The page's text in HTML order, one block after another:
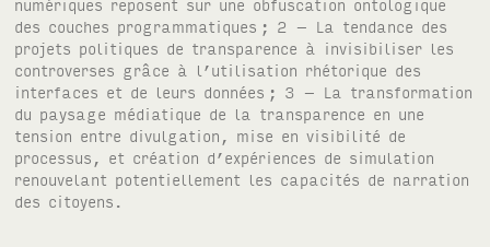
des couches programmatiques ; 2 – La tendance des
projets politiques de transparence à invisibiliser les
controverses grâce à l’utilisation rhétorique des
interfaces et de leurs données ; 3 – La transformation
du paysage médiatique de la transparence en une
tension entre divulgation, mise en visibilité de
processus, et création d’expériences de simulation
renouvelant potentiellement les capacités de narration
des citoyens.